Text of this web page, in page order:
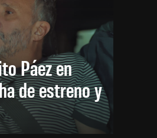
Páez en
de estreno y